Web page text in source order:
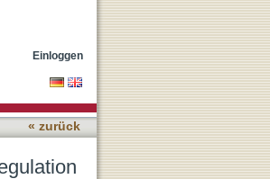
Einloggen
« zurück